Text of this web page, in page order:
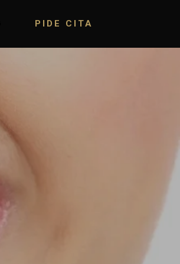
PIDE CITA